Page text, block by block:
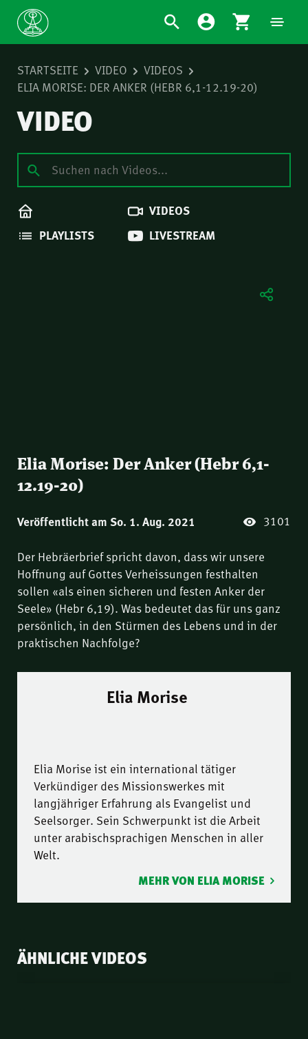
STARTSEITE VIDEO
VIDEOS
ELIA MORISE: DER ANKER (HEBR 6,1-12.19-20)
VIDEO
VIDEOS
PLAYLISTS
LIVESTREAM
Elia Morise: Der Anker (Hebr 6,1-
12.19-20)
Veröffentlicht am So. 1. Aug. 2021 3101
Der Hebräerbrief spricht davon, dass wir unsere
Hoffnung auf Gottes Verheissungen festhalten
sollen «als einen sicheren und festen Anker der
Seele» (Hebr 6,19). Was bedeutet das für uns ganz
persönlich, in den Stürmen des Lebens und in der
praktischen Nachfolge?
Elia Morise
Elia Morise ist ein international tätiger
Verkündiger des Missionswerkes mit
langjähriger Erfahrung als Evangelist und
Seelsorger. Sein Schwerpunkt ist die Arbeit
unter arabischsprachigen Menschen in aller
Welt.
MEHR VON ELIA MORISE
ÄHNLICHE VIDEOS